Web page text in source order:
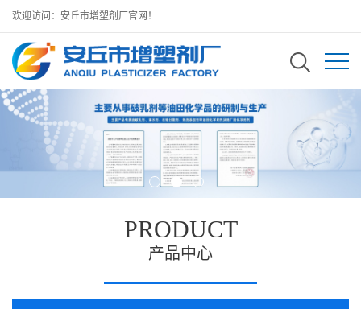
欢迎访问：安丘市增塑剂厂官网！
PRODUCT
产品中心